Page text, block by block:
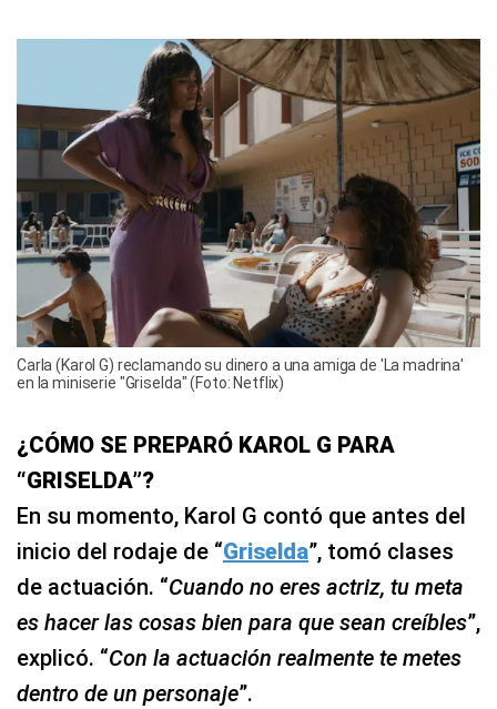
Carla (Karol G) reclamando su dinero a una amiga de 'La madrina'
en la miniserie "Griselda" (Foto: Netflix)
¿CÓMO SE PREPARÓ KAROL G PARA
“GRISELDA”?
En su momento, Karol G contó que antes del
inicio del rodaje de “Griselda”, tomó clases
de actuación. “Cuando no eres actriz, tu meta
es hacer las cosas bien para que sean creíbles”,
explicó. “Con la actuación realmente te metes
dentro de un personaje”.